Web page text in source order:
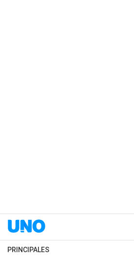
PRINCIPALES